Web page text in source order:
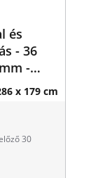
és
- 36
-
x 179 cm
30